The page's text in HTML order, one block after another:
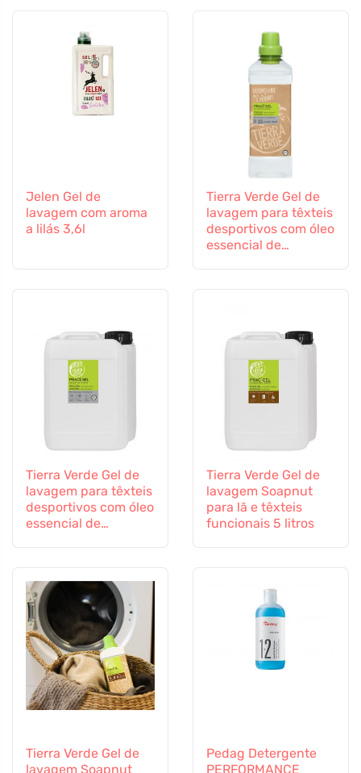
Jelen Gel de
lavagem com aroma
a lilás 3,6l
Tierra Verde Gel de
lavagem para têxteis
desportivos com óleo
essencial de
Tierra Verde Gel de
lavagem para têxteis
desportivos com óleo
essencial de
Tierra Verde Gel de
lavagem Soapnut
para lã e têxteis
funcionais 5 litros
Tierra Verde Gel de
lavagem Soapnut
Pedag Detergente
PERFORMANCE